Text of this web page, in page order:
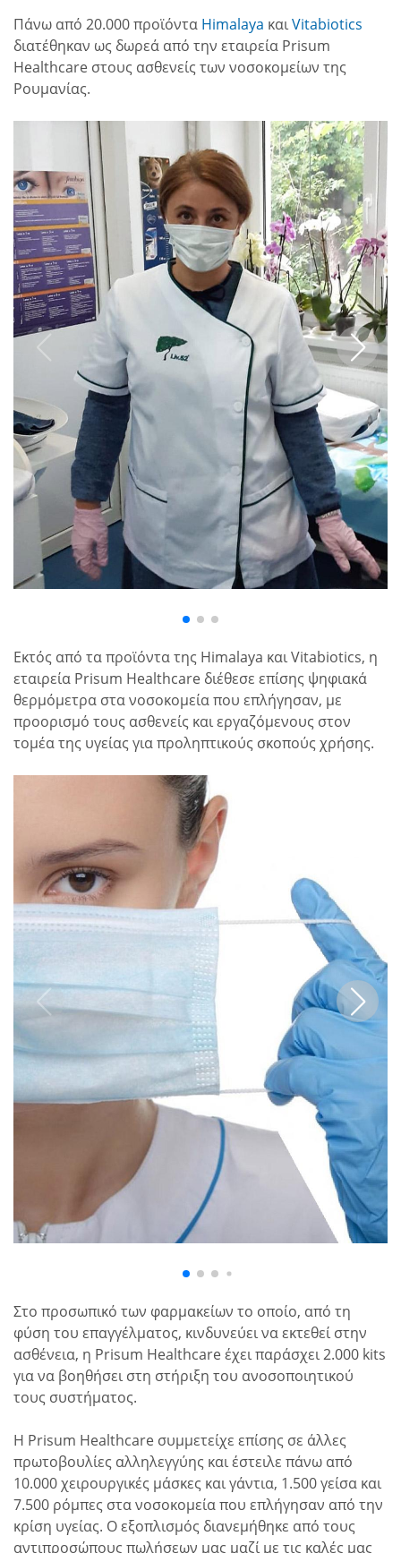
Πάνω από 20.000 προϊόντα Himalaya καιVitabiotics
διατέθηκαν ως δωρεά από την εταιρεία Prisum
Healthcare στους ασθενείς των νοσοκομείων της
Ρουμανίας.
Εκτός από τα προϊόντα της Himalaya και Vitabiotics, η
εταιρεία Prisum Healthcare διέθεσε επίσης ψηφιακά
θερμόμετρα στα νοσοκομεία που επλήγησαν, με
προορισμό τους ασθενείς και εργαζόμενους στον
τομέα της υγείας για προληπτικούς σκοπούς χρήσης.
Στο προσωπικό των φαρμακείων το οποίο, από τη
φύση του επαγγέλματος, κινδυνεύει να εκτεθεί στην
ασθένεια, η Prisum Healthcare έχει παράσχει 2.000 kits
για να βοηθήσει στη στήριξη του ανοσοποιητικού
τους συστήματος.
Η Prisum Healthcare συμμετείχε επίσης σε άλλες
πρωτοβουλίες αλληλεγγύης και έστειλε πάνω από
10.000 χειρουργικές μάσκες και γάντια, 1.500 γείσα και
7.500 ρόμπες στα νοσοκομεία που επλήγησαν από την
κρίση υγείας. Ο εξοπλισμός διανεμήθηκε από τους
αντιπροσώπους πωλήσεων μας μαζί με τις καλές μας